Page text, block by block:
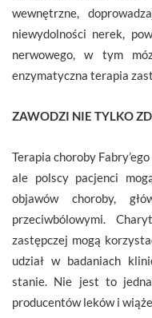
wewnętrzne,
niewydolności nerek,
nerwowego, w tym
enzymatyczna terapia
ZAWODZI NIE TYLKO
Terapia choroby
ale polscy pacjenci
objawów choroby,
przeciwbólowymi.
zastępczej mogą
udział w badaniach
stanie. Nie jest to
producentów leków i